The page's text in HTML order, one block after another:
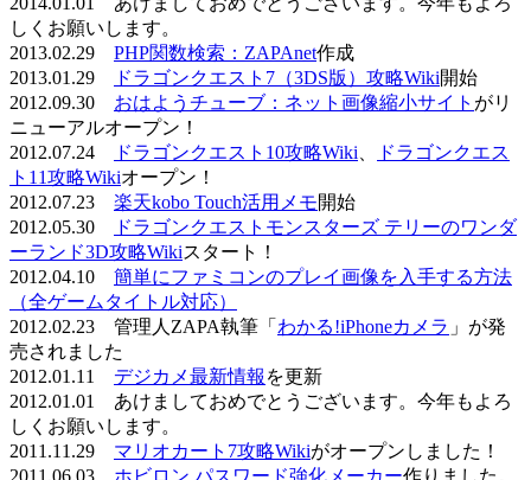
しくお願いします。
2013.02.29 PHP関数検索：ZAPAnet作成
2013.01.29
ドラゴンクエスト7（3DS版）攻略Wiki開始
2012.09.30 おはようチューブ：ネット画像縮小サイト がリ
ニューアルオープン！
2012.07.24
ドラゴンクエスト10攻略Wiki
ドラゴンクエス
ト11攻略Wikiオープン！
2012.07.23 楽天kobo Touch活用メモ開始
2012.05.30
ドラゴンクエストモンスターズ テリーのワンダ
ーランド3D攻略Wikiスタート！
2012.04.10 簡単にファミコンのプレイ画像を入手する方法
（全ゲームタイトル対応）
2012.02.23 管理人ZAPA執筆「 わかる!iPhoneカメラ 」が発
売されました
2012.01.11 デジカメ最新情報 を更新
2012.01.01 あけましておめでとうございます。今年もよろ
しくお願いします。
2011.11.29 マリオカート7攻略Wikiがオープンしました！
2011.06.03 ホビロン パスワード強化メーカー作りました。